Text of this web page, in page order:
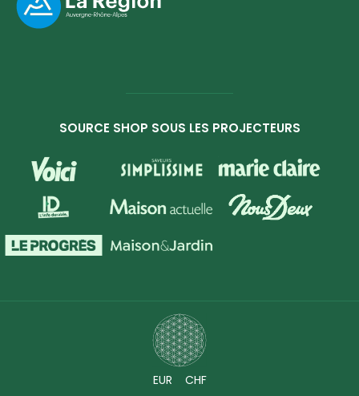
SOURCE SHOP SOUS LES PROJECTEURS
EUR CHF